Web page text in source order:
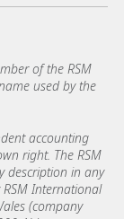
of the RSM
used by the
accounting
right. The RSM
description in any
International
(company